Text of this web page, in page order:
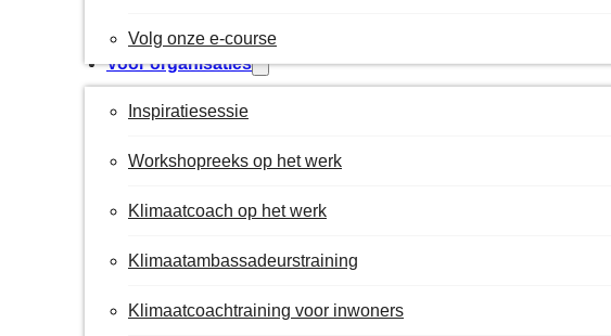
Volg onze e-course
Voor organisaties
Inspiratiesessie
Workshopreeks op het werk
Klimaatcoach op het werk
Klimaatambassadeurstraining
Klimaatcoachtraining voor inwoners